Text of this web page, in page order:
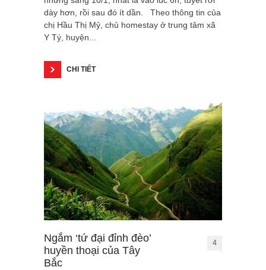
dày hơn, rồi sau đó ít dần. Theo thông tin của
chị Hầu Thị Mỷ, chủ homestay ở trung tâm xã
Y Tý, huyện...
CHI TIẾT
Ngắm ‘tứ đại đỉnh đèo’
huyền thoại của Tây
Bắc
4